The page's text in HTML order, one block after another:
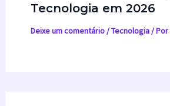
Tecnologia em 2026
Deixe um comentário/Tecnologia/ Por